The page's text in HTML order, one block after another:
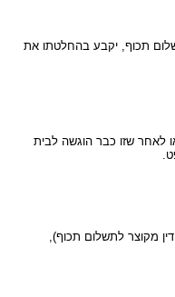
תכוף, יקבע בהחלטתו את
לאחר שזו כבר הוגשה לבית
דין מקוצר לתשלום תכוף),